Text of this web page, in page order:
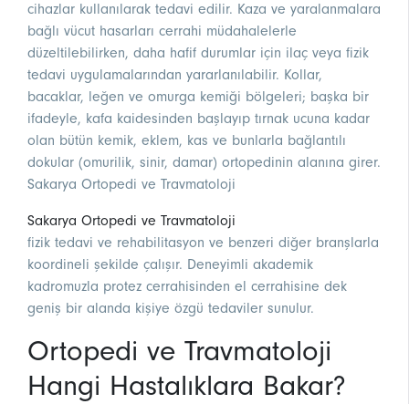
cihazlar kullanılarak tedavi edilir. Kaza ve yaralanmalara
bağlı vücut hasarları cerrahi müdahalelerle
düzeltilebilirken, daha hafif durumlar için ilaç veya fizik
tedavi uygulamalarından yararlanılabilir. Kollar,
bacaklar, leğen ve omurga kemiği bölgeleri; başka bir
ifadeyle, kafa kaidesinden başlayıp tırnak ucuna kadar
olan bütün kemik, eklem, kas ve bunlarla bağlantılı
dokular (omurilik, sinir, damar) ortopedinin alanına girer.
Sakarya Ortopedi ve Travmatoloji
Sakarya Ortopedi ve Travmatoloji
fizik tedavi ve rehabilitasyon ve benzeri diğer branşlarla
koordineli şekilde çalışır. Deneyimli akademik
kadromuzla protez cerrahisinden el cerrahisine dek
geniş bir alanda kişiye özgü tedaviler sunulur.
Ortopedi ve Travmatoloji
Hangi Hastalıklara Bakar?